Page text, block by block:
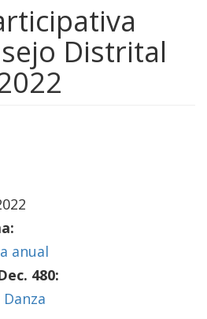
Distrital
anual
480: